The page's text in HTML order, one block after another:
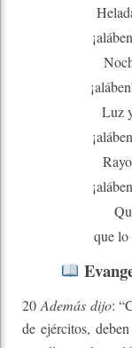
Luz
que lo
20Además dijo:
de ejércitos,